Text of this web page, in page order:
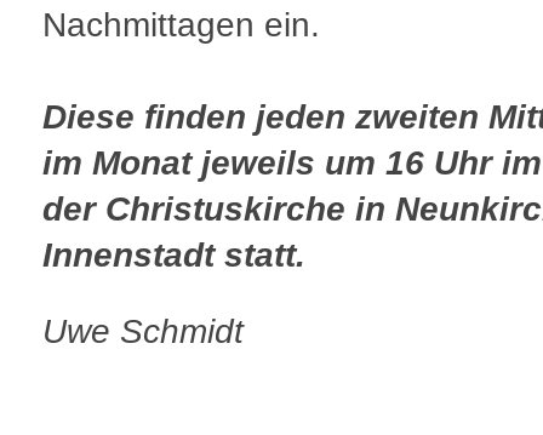
Nachmittagen ein.
Diese finden jeden zweiten
im Monat jeweils um 16 Uhr
der Christuskirche in
Innenstadt statt.
Uwe Schmidt